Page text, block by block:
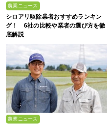
農業ニュース
シロアリ駆除業者おすすめランキン
グ！ 6社の比較や業者の選び方を徹
底解説
農業ニュース